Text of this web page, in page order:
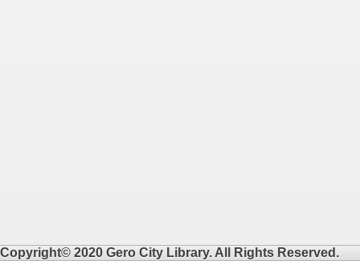
Copyright© 2020 Gero City Library. All Rights Reserved.